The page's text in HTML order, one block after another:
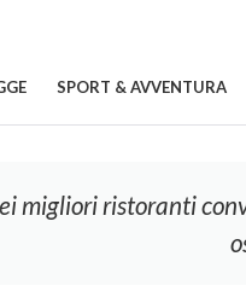
SPORT & AVVENTURA
migliori ristoranti